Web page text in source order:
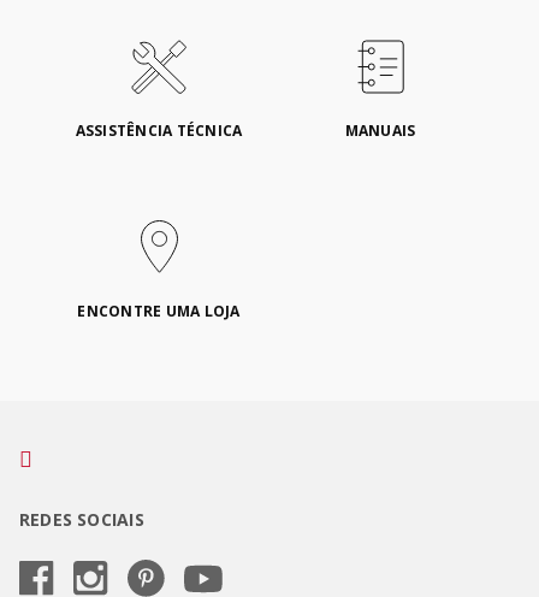
ASSISTÊNCIA TÉCNICA MANUAIS
ENCONTRE UMA LOJA
REDES SOCIAIS